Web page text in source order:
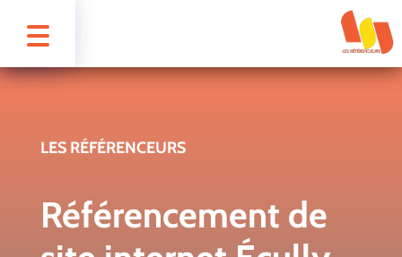
LES RÉFÉRENCEURS
Référencement de